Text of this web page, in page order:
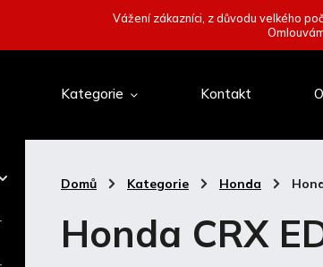
Vážení zákazníci, z důvodu velkého
Kategorie Kontakt
Domů / Kategorie / Honda /
Honda CRX